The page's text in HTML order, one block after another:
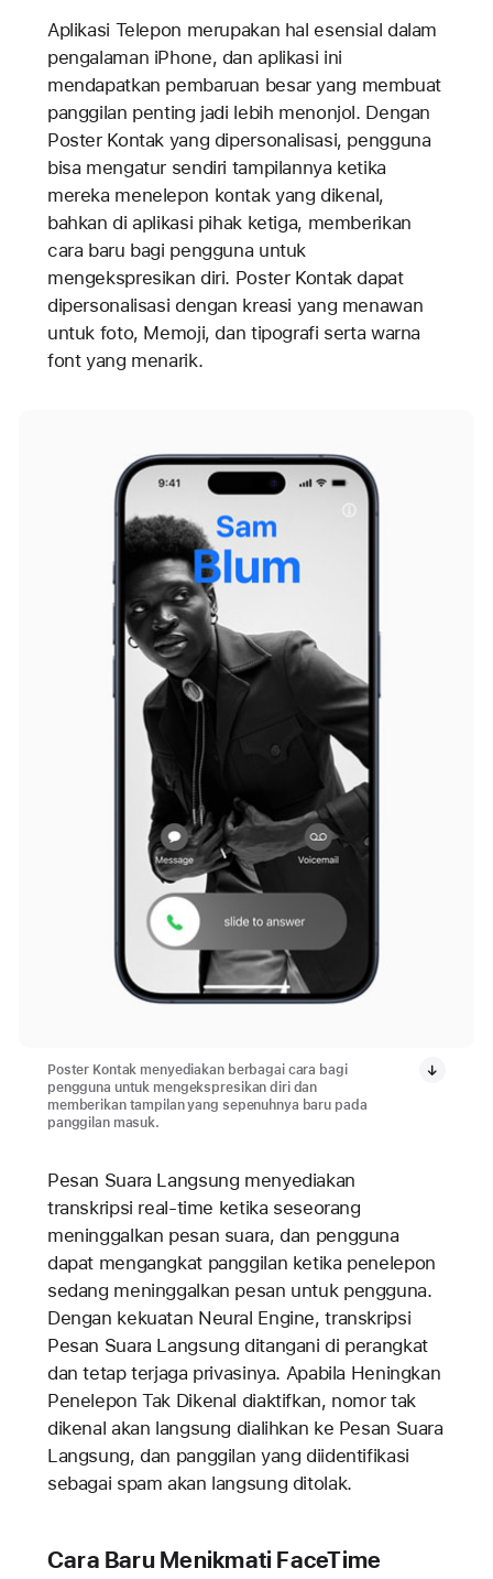
Aplikasi Telepon merupakan hal esensial dalam
pengalaman iPhone, dan aplikasi ini
mendapatkan pembaruan besar yang membuat
panggilan penting jadi lebih menonjol. Dengan
Poster Kontak yang dipersonalisasi, pengguna
bisa mengatur sendiri tampilannya ketika
mereka menelepon kontak yang dikenal,
bahkan di aplikasi pihak ketiga, memberikan
cara baru bagi pengguna untuk
mengekspresikan diri. Poster Kontak dapat
dipersonalisasi dengan kreasi yang menawan
untuk foto, Memoji, dan tipografi serta warna
font yang menarik.
Poster Kontak menyediakan berbagai cara bagi
pengguna untuk mengekspresikan diri dan
memberikan tampilan yang sepenuhnya baru pada
panggilan masuk.
Pesan Suara Langsung menyediakan
transkripsi real-time ketika seseorang
meninggalkan pesan suara, dan pengguna
dapat mengangkat panggilan ketika penelepon
sedang meninggalkan pesan untuk pengguna.
Dengan kekuatan Neural Engine, transkripsi
Pesan Suara Langsung ditangani di perangkat
dan tetap terjaga privasinya. Apabila Heningkan
Penelepon Tak Dikenal diaktifkan, nomor tak
dikenal akan langsung dialihkan ke Pesan Suara
Langsung, dan panggilan yang diidentifikasi
sebagai spam akan langsung ditolak.
Cara Baru Menikmati FaceTime